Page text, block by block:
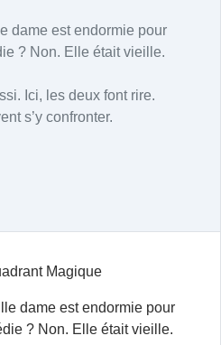
dame est endormie pour
? Non. Elle était vieille.
Ici, les deux font rire.
s’y confronter.
Magique
dame est endormie pour
? Non. Elle était vieille.